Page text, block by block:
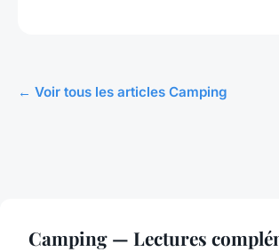
← Voir tous les articles Camping
Camping — Lectures